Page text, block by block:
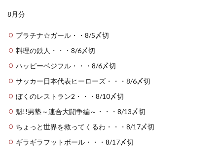
8月分
プラチナ☆ガール・・8/5〆切
料理の鉄人・・・8/6〆切
ハッピーベジフル・・・8/6〆切
サッカー日本代表ヒーローズ・・・8/6〆切
ぼくのレストラン2・・・8/10〆切
魁!!男塾～連合大闘争編～・・・8/13〆切
ちょっと世界を救ってくるわ・・・8/17〆切
ギラギラフットボール・・・8/17〆切